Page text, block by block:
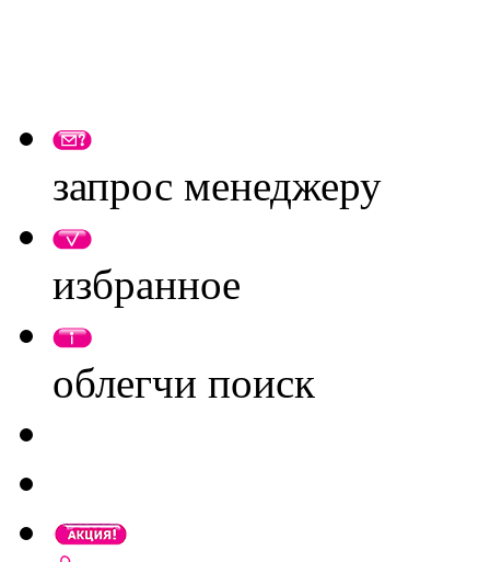
запрос менеджеру
избранное
облегчи поиск